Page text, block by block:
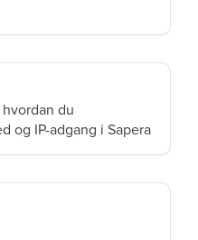
du
og IP-adgang i Sapera